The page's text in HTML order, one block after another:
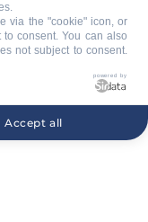
situations ne sont
pour des
pour des
gardiennage
de base vie
via the "cookie" icon, or
consent. You can also
not subject to consent.
powered by
Accept all